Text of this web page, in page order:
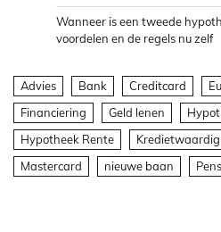
Wanneer is een tweede
voordelen en de regels nu zelf
Advies Bank Creditcard
Financiering
Geld lenen
Hypotheek Rente
Mastercard
nieuwe baan